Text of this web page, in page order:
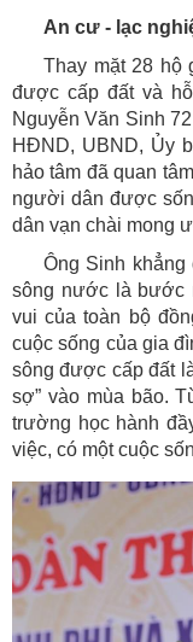
An cư - lạc
Thay mặt 28 hộ
được cấp đất và
Nguyễn Văn Sinh
HĐND, UBND, Ủy
hảo tâm đã quan
người dân được
dân vạn chài mong
Ông Sinh
sông nước là bước
vui của toàn bộ
cuộc sống của gia
sông được cấp đất
sợ” vào mùa bão.
trường học hành
việc, có một cuộc